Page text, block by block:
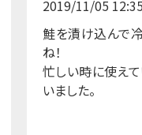
2019/11/05 12:35
鮭を漬け込んで
ね！
忙しい時に使え
いました。